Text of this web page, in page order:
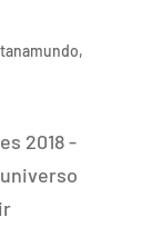
,
2018 -